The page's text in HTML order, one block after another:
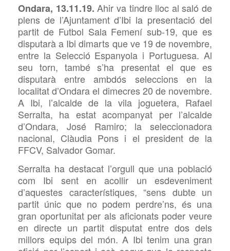
Ondara, 13.11.19. Ahir va tindre lloc al saló de
plens de l’Ajuntament d’Ibi la presentació del
partit de Futbol Sala Femení sub-19, que es
disputarà a Ibi dimarts que ve 19 de novembre,
entre la Selecció Espanyola i Portuguesa. Al
seu torn, també s’ha presentat el que es
disputarà entre ambdós seleccions en la
localitat d’Ondara el dimecres 20 de novembre.
A Ibi, l’alcalde de la vila joguetera, Rafael
Serralta, ha estat acompanyat per l’alcalde
d’Ondara, José Ramiro; la seleccionadora
nacional, Clàudia Pons i el president de la
FFCV, Salvador Gomar.
Serralta ha destacat l’orgull que una població
com Ibi sent en acollir un esdeveniment
d’aquestes característiques, “sens dubte un
partit únic que no podem perdre’ns, és una
gran oportunitat per als aficionats poder veure
en directe un partit disputat entre dos dels
millors equips del món. A Ibi tenim una gran